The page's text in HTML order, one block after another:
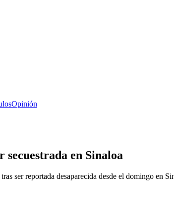
Opinión
en Sinaloa
ser reportada desaparecida desde el domingo en